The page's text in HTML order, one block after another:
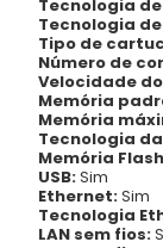
Tecnologia
Tecnologia
Tipo de
Número de
Velocidade
Memória
Memória
Tecnologia
Memória
USB:Sim
Ethernet:Sim
Tecnologia
LAN sem fios: